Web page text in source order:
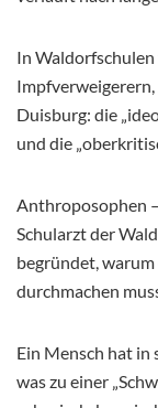
In
Duisburg: die
und die
Anthroposophen
Schularzt der
begründet,
durchmachen
Ein Mensch hat in
was zu einer